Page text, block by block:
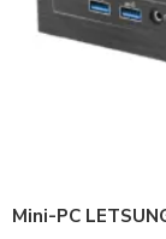
Mini-PC